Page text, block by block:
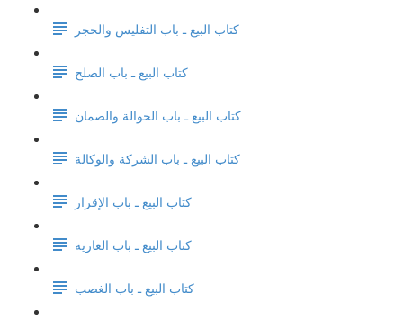
كتاب البيع ـ باب التفليس والحجر
كتاب البيع ـ باب الصلح
كتاب البيع ـ باب الحوالة والصمان
كتاب البيع ـ باب الشركة والوكالة
كتاب البيع ـ باب الإقرار
كتاب البيع ـ باب العارية
كتاب البيع ـ باب الغصب